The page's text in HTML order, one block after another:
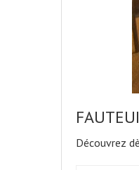
Découvrez